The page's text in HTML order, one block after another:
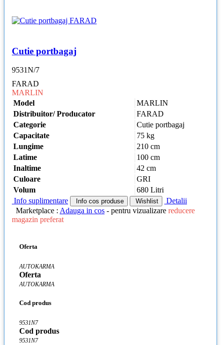
Cutie portbagaj
9531N/7
FARAD
MARLIN
Model
MARLIN
Distribuitor/ Producator
FARAD
Categorie
Cutie portbagaj
Capacitate
75 kg
Lungime
210 cm
Latime
100 cm
Inaltime
42 cm
Culoare
GRI
Volum
680 Litri
Info suplimentare
Info cos produse Wishlist
Detalii
Marketplace : Adauga in cos - pentru vizualizare reducere
magazin preferat
Oferta
AUTOKARMA
Oferta
AUTOKARMA
Cod produs
9531N7
Cod produs
9531N7